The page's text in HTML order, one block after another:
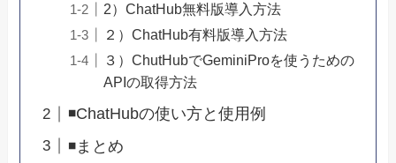
2）ChatHub無料版導入方法
２）ChatHub有料版導入方法
３）ChutHubでGeminiProを使うための
APIの取得方法
◾️ChatHubの使い方と使用例
◾️まとめ